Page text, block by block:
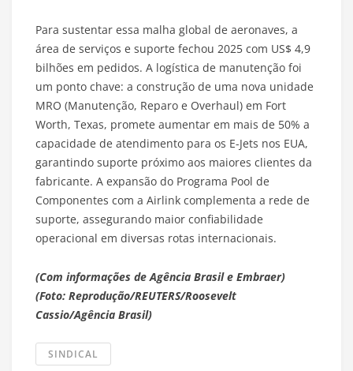
Para sustentar essa malha global de aeronaves, a
área de serviços e suporte fechou 2025 com US$ 4,9
bilhões em pedidos. A logística de manutenção foi
um ponto chave: a construção de uma nova unidade
MRO (Manutenção, Reparo e Overhaul) em Fort
Worth, Texas, promete aumentar em mais de 50% a
capacidade de atendimento para os E-Jets nos EUA,
garantindo suporte próximo aos maiores clientes da
fabricante. A expansão do Programa Pool de
Componentes com a Airlink complementa a rede de
suporte, assegurando maior confiabilidade
operacional em diversas rotas internacionais.
(Com informações de Agência Brasil e Embraer)
(Foto: Reprodução/REUTERS/Roosevelt
Cassio/Agência Brasil)
SINDICAL